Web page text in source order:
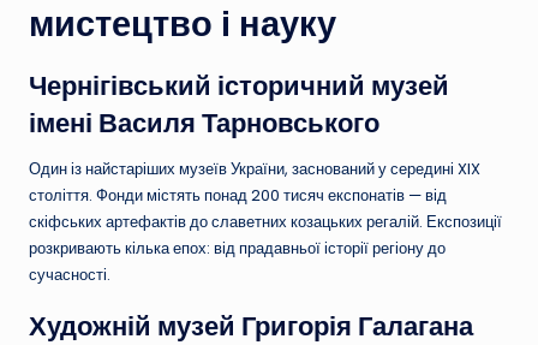
мистецтво і науку
Чернігівський історичний музей
імені Василя Тарновського
Один із найстаріших музеїв України, заснований у середині XIX
століття. Фонди містять понад 200 тисяч експонатів — від
скіфських артефактів до славетних козацьких регалій. Експозиції
розкривають кілька епох: від прадавньої історії регіону до
сучасності.
Художній музей Григорія Галагана